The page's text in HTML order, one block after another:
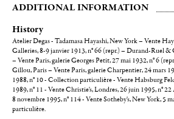
ADDITIONAL INFORMATION
History
Atelier Degas - Tadamasa Hayashi, New York – Vente
Galleries, 8-9 janvier 1913, n° 66 (repr.) – Durand-Ruel
– Vente Paris, galerie Georges Petit, 27 mai 1932, n° 6
Gillou, Paris – Vente Paris, galerie Charpentier, 24 mars
1988, n° 10 - Collection particulière - Vente Habsburg
1989, n° 11 - Vente Christie's, Londres, 26 juin 1995, n°
8 novembre 1995, n° 114 - Vente Sotheby's, New York, 5
particulière.